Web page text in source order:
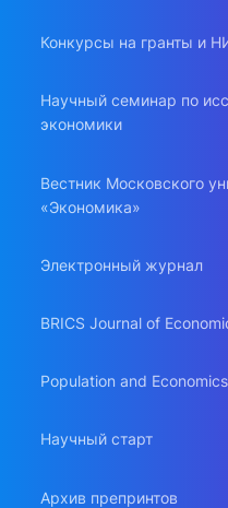
Конкурсы на гранты и
Научный семинар по
экономики
Вестник Московского
«Экономика»
Электронный журнал
BRICS Journal of
Population and Economics
Научный старт
Архив препринтов